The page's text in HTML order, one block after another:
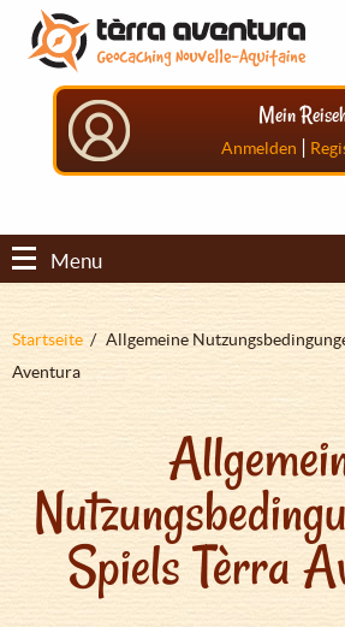
Direkt
zum
Inhalt
Aller
menu
principal
Aller
pied
Mein
Anmelden |
Menu
Pfadnavigation
Startseite
Allgemeine
Aventura
Spiels Tèrra